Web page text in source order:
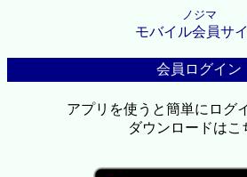
ノジマ
モバイル会員サ
会員ログイン
アプリを使うと簡単にログ
ダウンロードはこ